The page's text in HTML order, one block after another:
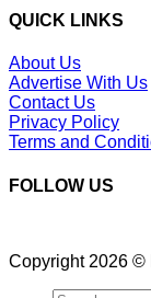
QUICK LINKS
About Us
Advertise With Us
Contact Us
Privacy Policy
Terms and
FOLLOW US
Copyright 2026 ©